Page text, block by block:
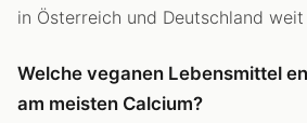
in Österreich und Deutschland
Welche veganen Lebensmittel
am meisten Calcium?